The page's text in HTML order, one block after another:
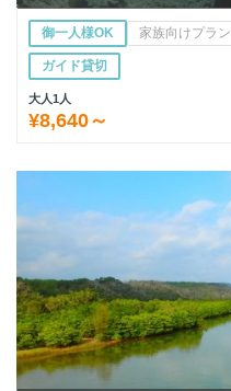
御一人様OK 家族向けプラン
ガイド貸切
大人1人
¥8,640～